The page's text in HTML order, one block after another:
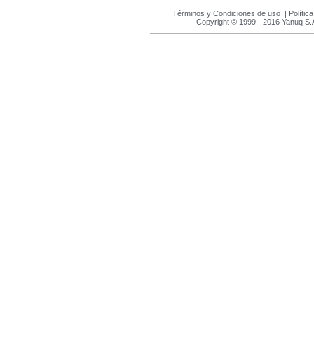
Términos y Condiciones de uso |
Copyright © 1999 - 2016 Yanuq